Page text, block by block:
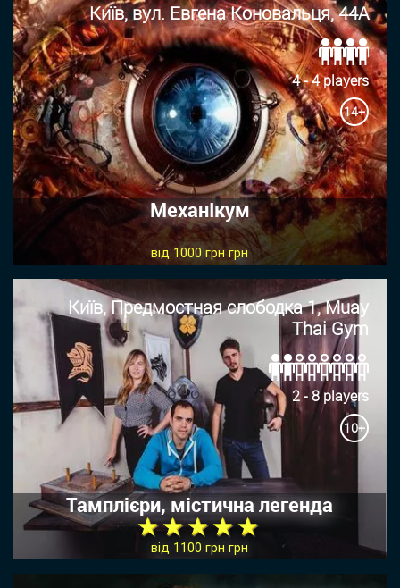
Київ, вул. Евгена Коновальця, 44А
4 - 4 players
14+
МеханІкум
від 1000 грн грн
Київ, Предмостная слободка 1, Muay
Thai Gym
2 - 8 players
10+
Тамплієри, містична легенда
★ ★ ★ ★ ★
від 1100 грн грн